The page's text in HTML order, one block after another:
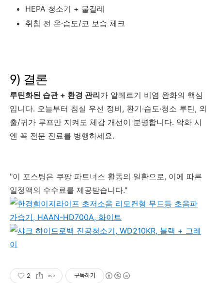
HEPA 청소기 + 물걸레
취침 전 온·습도/코 보습 체크
9) 결론
루틴화된 습관 + 환경 관리가 알레르기 비염 완화의 핵심
입니다. 오늘부터 침실 우선 정비, 환기·습도·청소 루틴, 외
출/귀가 루프만 지켜도 체감 개선이 분명합니다. 악화 시
엔 꼭 전문 진료를 병행하세요.
"이 포스팅은 쿠팡 파트너스 활동의 일환으로, 이에 따른
일정액의 수수료를 제공받습니다."
2 구독하기